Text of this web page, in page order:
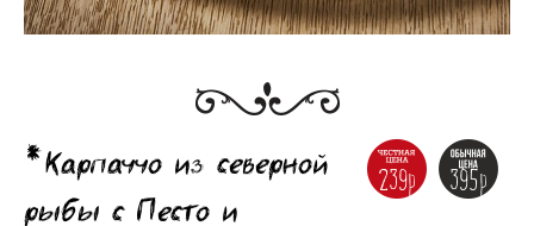
395р
239р
*Карпаччо из северной
рыбы с Песто и